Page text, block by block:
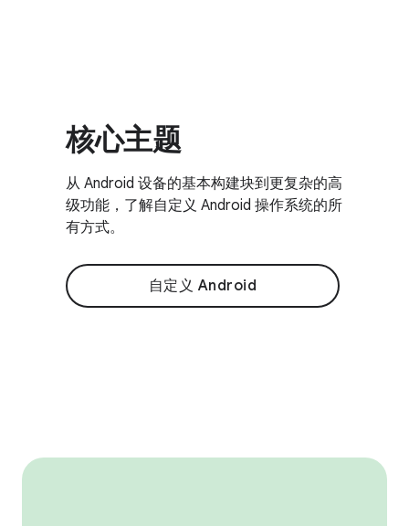
核心主题
从 Android 设备的基本构建块到更复杂的高
级功能，了解自定义 Android 操作系统的所
有方式。
自定义 Android